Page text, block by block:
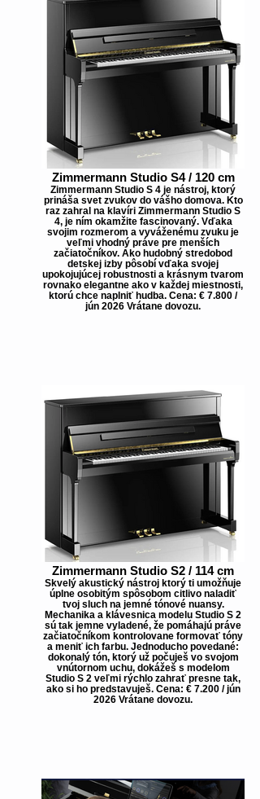
Zimmermann Studio S4 / 120 cm
Zimmermann Studio S 4 je nástroj, ktorý
prináša svet zvukov do vášho domova. Kto
raz zahral na klavíri Zimmermann Studio S
4, je ním okamžite fascinovaný. Vďaka
svojim rozmerom a vyváženému zvuku je
veľmi vhodný práve pre menších
začiatočníkov. Ako hudobný stredobod
detskej izby pôsobí vďaka svojej
upokojujúcej robustnosti a krásnym tvarom
rovnako elegantne ako v každej miestnosti,
ktorú chce naplniť hudba. Cena: € 7.800 /
jún 2026 Vrátane dovozu.
Zimmermann Studio S2 / 114 cm
Skvelý akustický nástroj ktorý ti umožňuje
úplne osobitým spôsobom citlivo naladiť
tvoj sluch na jemné tónové nuansy.
Mechanika a klávesnica modelu Studio S 2
sú tak jemne vyladené, že pomáhajú práve
začiatočníkom kontrolovane formovať tóny
a meniť ich farbu. Jednoducho povedané:
dokonalý tón, ktorý už počuješ vo svojom
vnútornom uchu, dokážeš s modelom
Studio S 2 veľmi rýchlo zahrať presne tak,
ako si ho predstavuješ. Cena: € 7.200 / jún
2026 Vrátane dovozu.